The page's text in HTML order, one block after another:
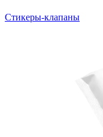
Стикеры-клапаны